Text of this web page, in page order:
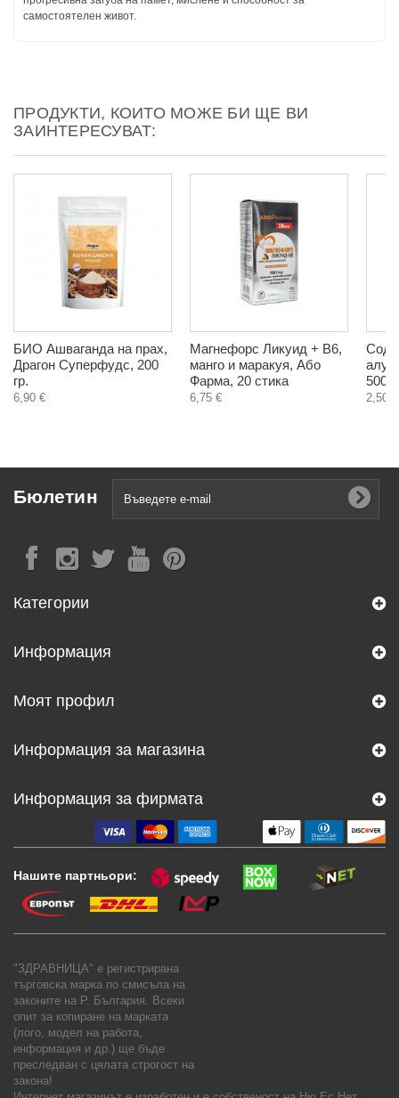
самостоятелен живот.
ПРОДУКТИ, КОИТО МОЖЕ БИ ЩЕ ВИ
ЗАИНТЕРЕСУВАТ:
БИО Ашваганда на прах,
Драгон Суперфудс, 200
гр.
6,90 €
Магнефорс Ликуид + В6,
манго и маракуя, Або
Фарма, 20 стика
6,75 €
Сода
500
2,50 €
Бюлетин
Категории
Информация
Моят профил
Информация за магазина
Информация за фирмата
Нашите партньори:
"ЗДРАВНИЦА" е регистрирана
търговска марка по смисъла на
законите на Р. България. Всеки
опит за копиране на марката
(лого, модел на работа,
информация и др.) ще бъде
преследван с цялата строгост на
закона!